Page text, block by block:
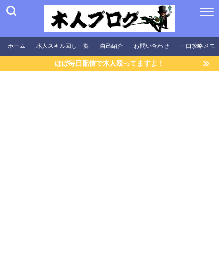
ホーム 木人スキル回し一覧 自己紹介 お問い合わせ 一口攻略メモ
ほぼ毎日配信で木人殴ってますよ！